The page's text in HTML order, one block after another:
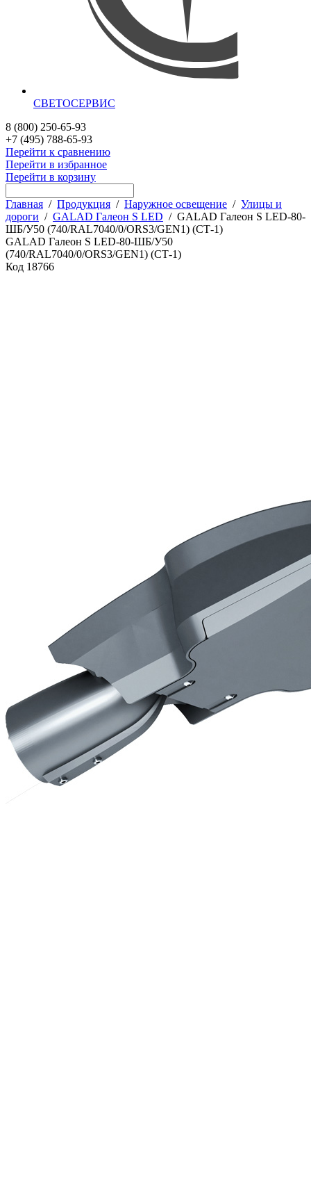
СВЕТОСЕРВИС
8 (800) 250-65-93
+7 (495) 788-65-93
Перейти к сравнению
Перейти в избранное
Перейти в корзину
Главная / Продукция / Наружное освещение / Улицы и
дороги / GALAD Галеон S LED / GALAD Галеон S LED-80-
ШБ/У50 (740/RAL7040/0/ORS3/GEN1) (СТ-1)
GALAD Галеон S LED-80-ШБ/У50
(740/RAL7040/0/ORS3/GEN1) (СТ-1)
Код 18766